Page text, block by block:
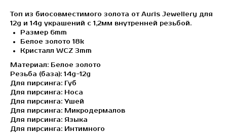
Топ из биосовместимого золота от Auris Jewellery для
12g и 14g украшений c 1,2мм внутренней резьбой.
Размер 6mm
Белое золото 18k
Кристалл WCZ 3mm
Материал: Белое золото
Резьба (база): 14g-12g
Для пирсинга: Губ
Для пирсинга: Носа
Для пирсинга: Ушей
Для пирсинга: Микродермалов
Для пирсинга: Языка
Для пирсинга: Интимного